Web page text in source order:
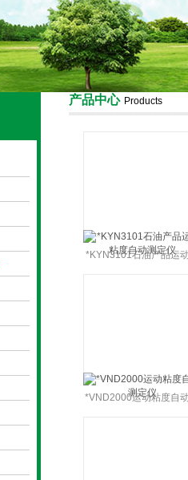
产品中心 Products
*KYN3101石油产品运
*VND2000运动粘度自